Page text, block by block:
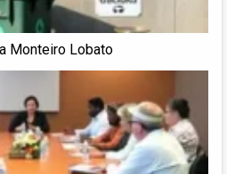
Monteiro Lobato